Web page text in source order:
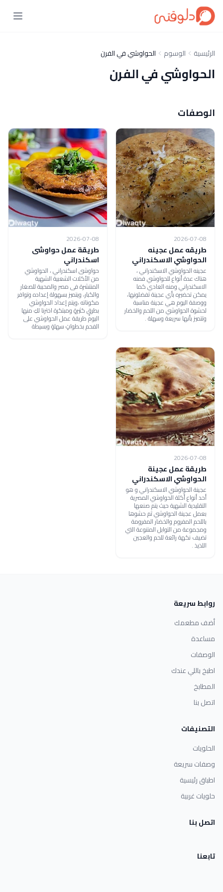
الرئيسية الوسوم الحواوشي في الفرن
الحواوشي في الفرن
الوصفات
2026-07-08
طريقه عمل عجينه
الحواوشي الاسكندراني
عجينه الحواوشي الاسكندراني ،
هناك عدة أنواع للحواوشي فمنه
الاسكندراني ومنه العادي كما
يمكن تحضيره بأي عجينة تفضلونها،
ووصفة اليوم هي عجينة مناسبة
لحشوة الحواوشي من اللحم والخضار
وتتميز بأنها سريعة وسهلة .
2026-07-08
طريقة عمل حواوشى
اسكندراني
حواوشى اسكندراني ، الحواوشي
من الأكلات الشعبية الشهية
المنتشرة فى مصر والمحببة للصغار
والكبار، ويتميز بسهولة إعداده وتوافر
مكوناته ،ويتم إعداد الحواوشي
بطرقٍ كثيرةٍ ومبتكرة اخترنا لكِ منها
اليوم طريقة عمل الحواوشي على
الفحم بخطواتٍ سهلةٍ وبسيطة
2026-07-08
طريقة عمل عجينة
الحواوشي الاسكندراني
عجينة الحواوشي الاسكندراني و هو
أحد أنواع أكلة الحواوشي المصرية
التقليدية الشهية حيث يتم صنعها
بعمل عجينة الحواوشي ثم حشوها
باللحم المفروم والخضار المفرومة
ومجموعة من التوابل المتنوعة التي
تضيف نكهة رائعة للحم والعجين
اللذيذ .
روابط سريعة
أضف مطعمك
مساعدة
الوصفات
اطبخ باللي عندك
المطابخ
اتصل بنا
التصنيفات
الحلويات
وصفات سريعة
اطباق رئيسية
حلويات غربية
اتصل بنا
تابعنا